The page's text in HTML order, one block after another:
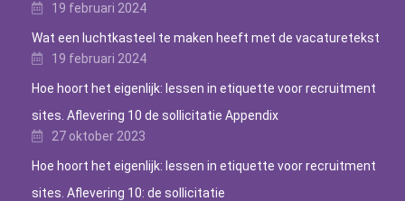
19 februari 2024
Wat een luchtkasteel te maken heeft met de vacaturetekst
19 februari 2024
Hoe hoort het eigenlijk: lessen in etiquette voor recruitment
sites. Aflevering 10 de sollicitatie Appendix
27 oktober 2023
Hoe hoort het eigenlijk: lessen in etiquette voor recruitment
sites. Aflevering 10: de sollicitatie